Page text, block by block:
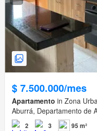
$ 7.500.000/mes
Apartamento in Zona
Aburrá, Departamento de
2 3 95 m²